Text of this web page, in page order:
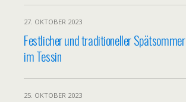
27. OKTOBER 2023
Festlicher und traditioneller Spätsommer
im Tessin
25. OKTOBER 2023